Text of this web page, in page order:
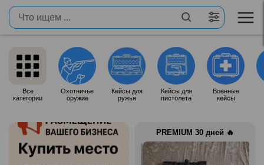
Все
категории
Охотничье
оружие
Кейсы для
ружья
Кейсы для
пистолета
Военные
кейсы
PREMIUM 30 дней 🔥